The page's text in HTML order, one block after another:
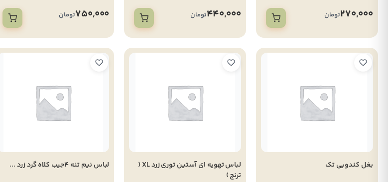
270,000تومان 440,000تومان 750,000تومان
بغل کندویی تک
لباس تهویه ای آستین توری زرد XL (
ترنج )
لباس نیم تنه 4جیب کلاه گرد زرد ...